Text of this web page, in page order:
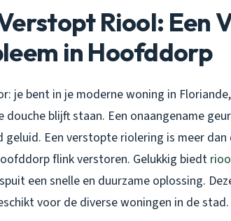
Riool: Een
in Hoofddorp
je bent in je moderne woning in
douche blijft staan. Een onaangename
geluid. Een verstopte riolering is meer
flink verstoren. Gelukkig biedt
een snelle en duurzame oplossing.
voor de diverse woningen in de stad.